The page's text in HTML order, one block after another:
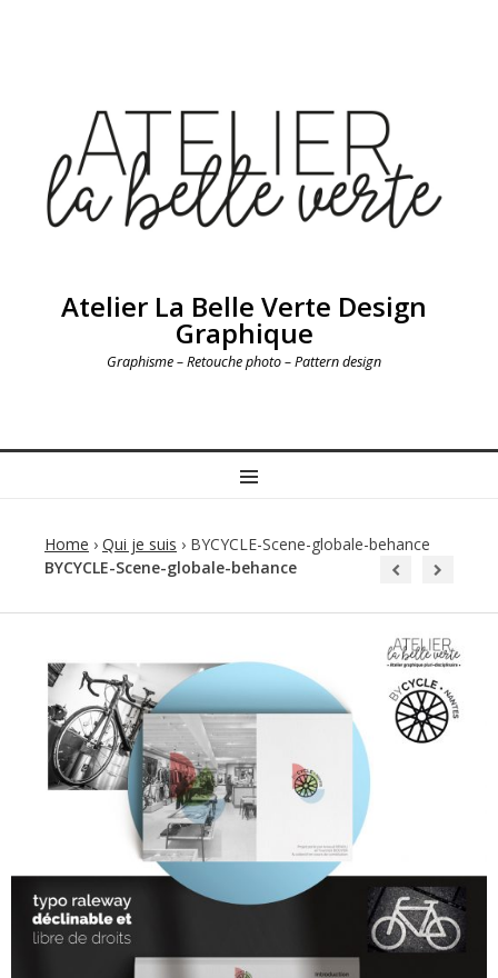
Atelier La Belle Verte Design
Graphique
Graphisme – Retouche photo – Pattern design
MENU
Home › Qui je suis › BYCYCLE-Scene-globale-behance
BYCYCLE-Scene-globale-behance